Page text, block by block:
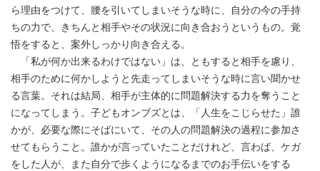
ら理由をつけて、腰を引いてしまいそうな時に、自分の今の手持
ちの力で、きちんと相手やその状況に向き合おうというもの。覚
悟をすると、案外しっかり向き合える。
「私が何か出来るわけではない」は、ともすると相手を慮り、
相手のために何かしようと先走ってしまいそうな時に言い聞かせ
る言葉。それは結局、相手が主体的に問題解決する力を奪うこと
になってしまう。子どもオンブズとは、「人生をこじらせた」誰
かが、必要な際にそばにいて、その人の問題解決の過程に参加さ
せてもらうこと。誰かが言っていたことだけれど、言わば、ケガ
をした人が、また自分で歩くようになるまでのお手伝いをする